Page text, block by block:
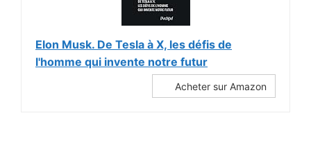
Elon Musk. De Tesla à X, les défis de
l'homme qui invente notre futur
Acheter sur Amazon